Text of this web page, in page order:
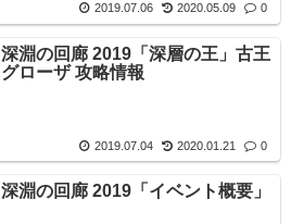
2019.07.06 2020.05.09 0
深淵の回廊 2019「深層の王」古王
グローザ 攻略情報
2019.07.04 2020.01.21 0
深淵の回廊 2019「イベント概要」